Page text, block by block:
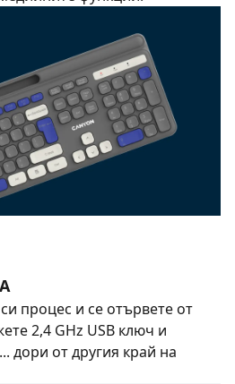
процес и се отървете от
2,4 GHz USB ключ и
дори от другия край на